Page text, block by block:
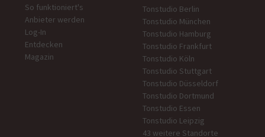
So funktioniert's
Anbieter werden
Log-In
Entdecken
Magazin
Tonstudio Berlin
Tonstudio München
Tonstudio Hamburg
Tonstudio Frankfurt
Tonstudio Köln
Tonstudio Stuttgart
Tonstudio Düsseldorf
Tonstudio Dortmund
Tonstudio Essen
Tonstudio Leipzig
43 weitere Standorte